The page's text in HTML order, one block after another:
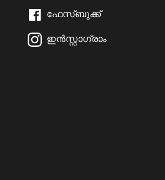
ഫേസ്ബുക്ക്
ഇൻസ്റ്റാഗ്രാം